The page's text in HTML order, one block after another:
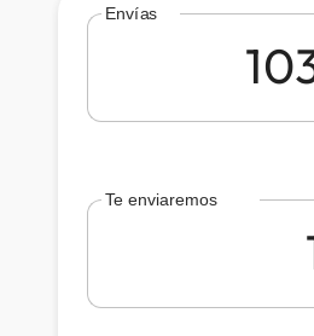
Envías
Te enviaremos